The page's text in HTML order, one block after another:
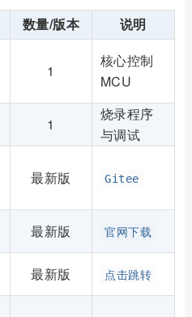
数量/版本 说明
1
核心控制
MCU
1
烧录程序
与调试
最新版 Gitee
最新版 官网下载
最新版 点击跳转